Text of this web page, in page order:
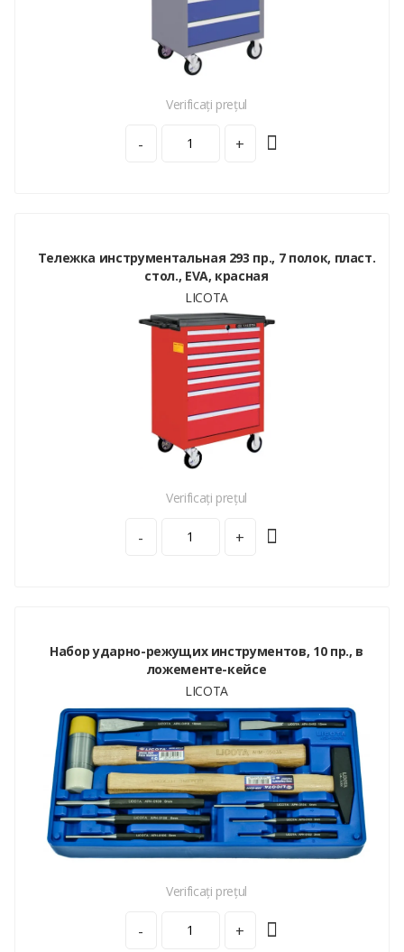
Verificați prețul
- +
Тележка инструментальная 293 пр., 7 полок, пласт.
стол., EVA, красная
LICOTA
Verificați prețul
- +
Набор ударно-режущих инструментов, 10 пр., в
ложементе-кейсе
LICOTA
Verificați prețul
- +